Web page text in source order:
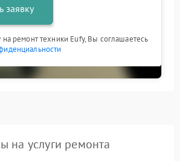
заявку
на ремонт техники Eufy, Вы соглашаетесь
на услуги ремонта